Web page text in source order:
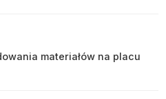
materiałów na placu